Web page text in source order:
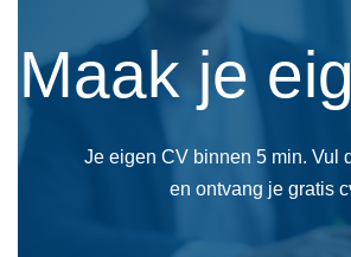
Maak je
Je eigen CV binnen 5 min. Vul
en ontvang je gratis